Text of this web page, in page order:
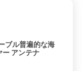
ブル普遍的な海
ー アンテナ